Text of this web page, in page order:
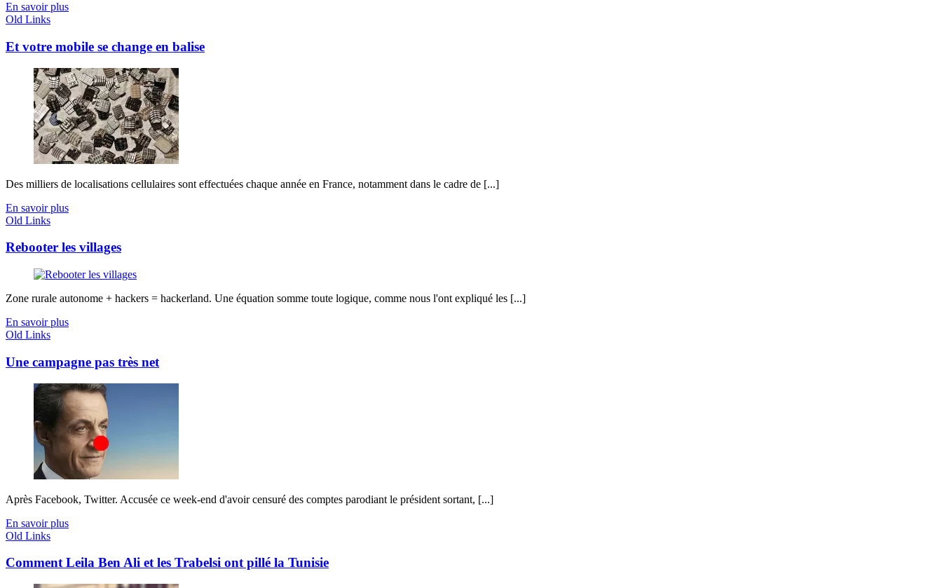
En savoir plus
Old Links
Et votre mobile se change en balise
Des milliers de localisations cellulaires sont effectuées chaque année en France, notamment dans le cadre de [...]
En savoir plus
Old Links
Rebooter les villages
Zone rurale autonome + hackers = hackerland. Une équation somme toute logique, comme nous l'ont expliqué les [...]
En savoir plus
Old Links
Une campagne pas très net
Après Facebook, Twitter. Accusée ce week-end d'avoir censuré des comptes parodiant le président sortant, [...]
En savoir plus
Old Links
Comment Leila Ben Ali et les Trabelsi ont pillé la Tunisie